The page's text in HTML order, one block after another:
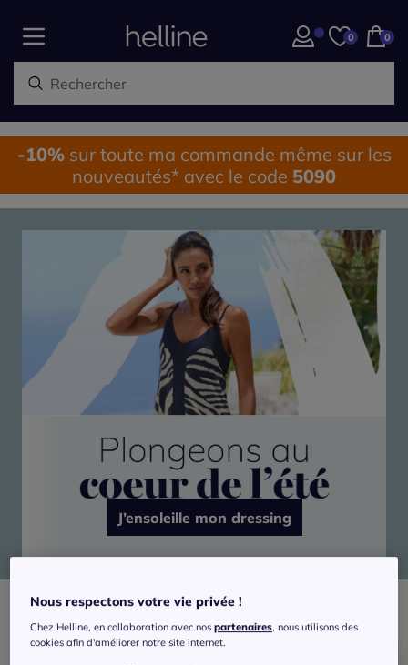
0 0
-10%sur toute ma commande même sur les
nouveautés* avec le code 5090
J’ensoleille mon dressing
Nous respectons votre vie privée !
Chez Helline, en collaboration avec nospartenaires , nous utilisons des
cookies afin d'améliorer notre site internet.